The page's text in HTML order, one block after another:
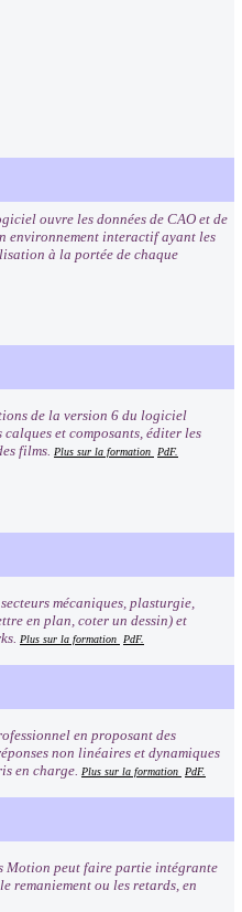
ouvre les données de CAO et de
environnement interactif ayant les
à la portée de chaque
de la version 6 du logiciel
et composants, éditer les
films. Plus sur la formation PdF.
mécaniques, plasturgie,
en plan, coter un dessin) et
Plus sur la formation PdF.
en proposant des
non linéaires et dynamiques
en charge. Plus sur la formation PdF.
Motion peut faire partie intégrante
remaniement ou les retards, en